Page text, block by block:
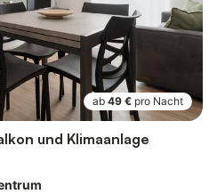
ab 49 € pro Nacht
und Klimaanlage